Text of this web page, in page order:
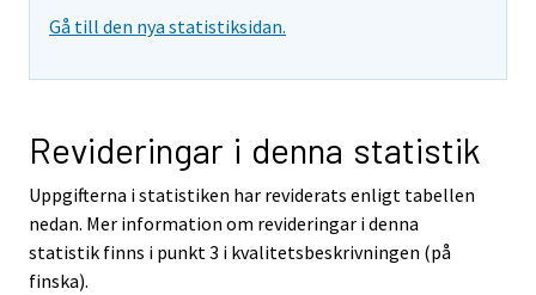
Gå till den nya statistiksidan.
Revideringar i denna statistik
Uppgifterna i statistiken har reviderats enligt tabellen
nedan. Mer information om revideringar i denna
statistik finns i punkt 3 i kvalitetsbeskrivningen (på
finska).